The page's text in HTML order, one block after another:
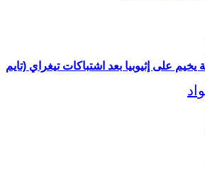
يخيم على إثيوبيا بعد اشتباكات تيغراي (تايم